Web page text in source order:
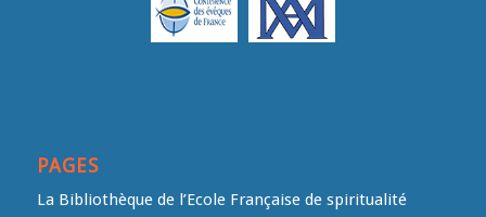
PAGES
La Bibliothèque de l’Ecole Française de spiritualité